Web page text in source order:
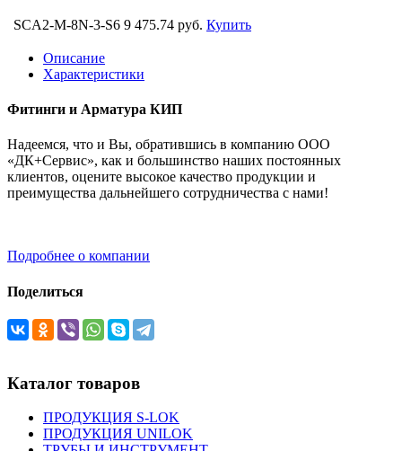
SCA2-M-8N-3-S6 9 475.74 руб. Купить
Описание
Характеристики
Фитинги и Арматура КИП
Надеемся, что и Вы, обратившись в компанию ООО
«ДК+Сервис», как и большинство наших постоянных
клиентов, оцените высокое качество продукции и
преимущества дальнейшего сотрудничества с нами!
Подробнее о компании
Поделиться
Каталог товаров
ПРОДУКЦИЯ S-LOK
ПРОДУКЦИЯ UNILOK